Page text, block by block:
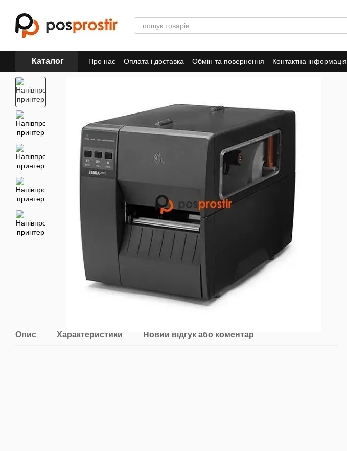
Каталог Про нас Оплата і доставка Обмін та повернення Контактна інформація
Опис Характеристики Новий відгук або коментар